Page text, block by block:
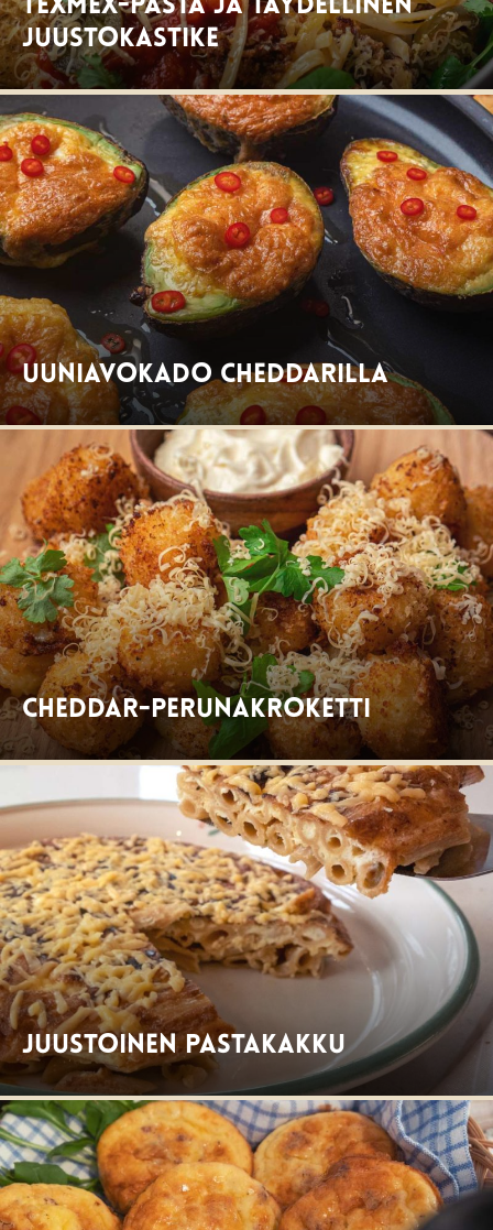
TexMex-Pasta ja täydellinen
juustokastike
Uuniavokado cheddarilla
Cheddar-perunakroketti
Juustoinen pastakakku